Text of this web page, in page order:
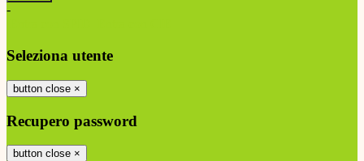
-
Seleziona utente
button close ×
Recupero password
button close ×